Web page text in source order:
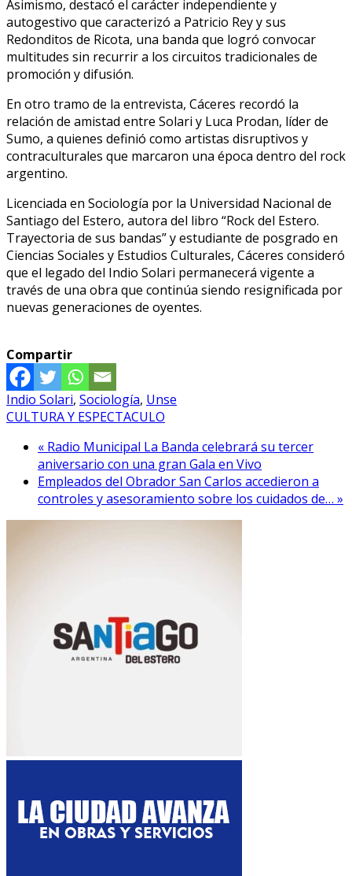
Asimismo, destacó el carácter independiente y
autogestivo que caracterizó a Patricio Rey y sus
Redonditos de Ricota, una banda que logró convocar
multitudes sin recurrir a los circuitos tradicionales de
promoción y difusión.
En otro tramo de la entrevista, Cáceres recordó la
relación de amistad entre Solari y Luca Prodan, líder de
Sumo, a quienes definió como artistas disruptivos y
contraculturales que marcaron una época dentro del rock
argentino.
Licenciada en Sociología por la Universidad Nacional de
Santiago del Estero, autora del libro “Rock del Estero.
Trayectoria de sus bandas” y estudiante de posgrado en
Ciencias Sociales y Estudios Culturales, Cáceres consideró
que el legado del Indio Solari permanecerá vigente a
través de una obra que continúa siendo resignificada por
nuevas generaciones de oyentes.
Compartir
Indio Solari, Sociología, Unse
CULTURA Y ESPECTACULO
« Radio Municipal La Banda celebrará su tercer
aniversario con una gran Gala en Vivo
Empleados del Obrador San Carlos accedieron a
controles y asesoramiento sobre los cuidados de… »